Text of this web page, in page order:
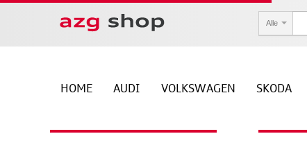
Alle
HOME AUDI VOLKSWAGEN SKODA